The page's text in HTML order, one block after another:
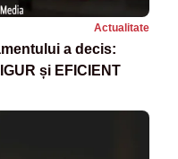
Actualitate
a decis:
și EFICIENT